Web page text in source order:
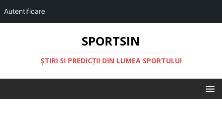
Autentificare
SPORTSIN
ŞTIRI SI PREDICŢII DIN LUMEA SPORTULUI